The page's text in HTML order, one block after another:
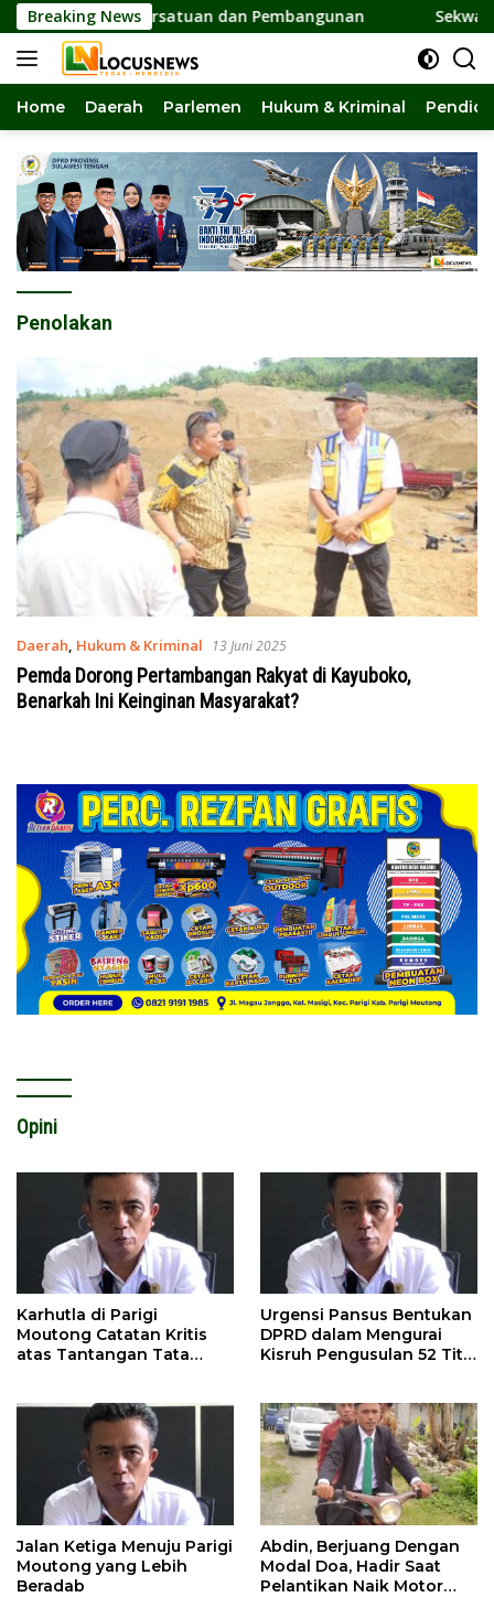
Langsung
ke
konten
Breaking News
Pilar Persatuan dan Pembangunan Sekwan DPRD
Home Daerah Parlemen Hukum & Kriminal
Penolakan
Daerah, Hukum & Kriminal 13 Juni 2025
Pemda Dorong Pertambangan Rakyat di Kayuboko,
Benarkah Ini Keinginan Masyarakat?
Opini
Karhutla di Parigi
Moutong Catatan Kritis
atas Tantangan Tata
Urgensi Pansus Bentukan
DPRD dalam Mengurai
Kisruh Pengusulan 52 Titik
Jalan Ketiga Menuju Parigi
Moutong yang Lebih
Beradab
Abdin, Berjuang Dengan
Modal Doa, Hadir Saat
Pelantikan Naik Motor